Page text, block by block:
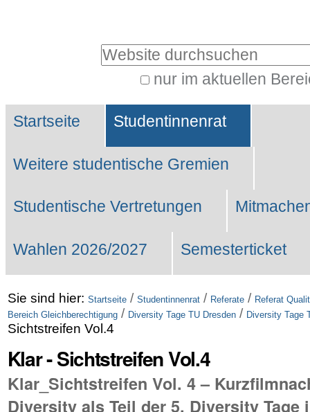
Website durchsuchen
nur im aktuellen
Suche…
Sektionen
Startseite Studentinnenrat
Weitere studentische Gremien
Studentische Vertretungen
Wahlen 2026/2027 Semesterticket
Sie sind hier: Startseite / Studentinnenrat / Referate / Referat
Bereich Gleichberechtigung / Diversity Tage TU Dresden / Diversity Tage
Sichtstreifen Vol.4
Klar - Sichtstreifen Vol.4
Klar_Sichtstreifen Vol. 4 –
Diversity als Teil der 5. Diversity Tage